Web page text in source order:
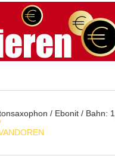
/ Ebonit / Bahn: